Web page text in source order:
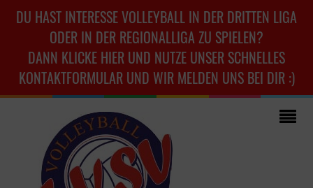
DU HAST INTERESSE VOLLEYBALL IN DER DRITTEN LIGA
ODER IN DER REGIONALLIGA ZU SPIELEN?
DANN KLICKE HIER UND NUTZE UNSER SCHNELLES
KONTAKTFORMULAR UND WIR MELDEN UNS BEI DIR :)